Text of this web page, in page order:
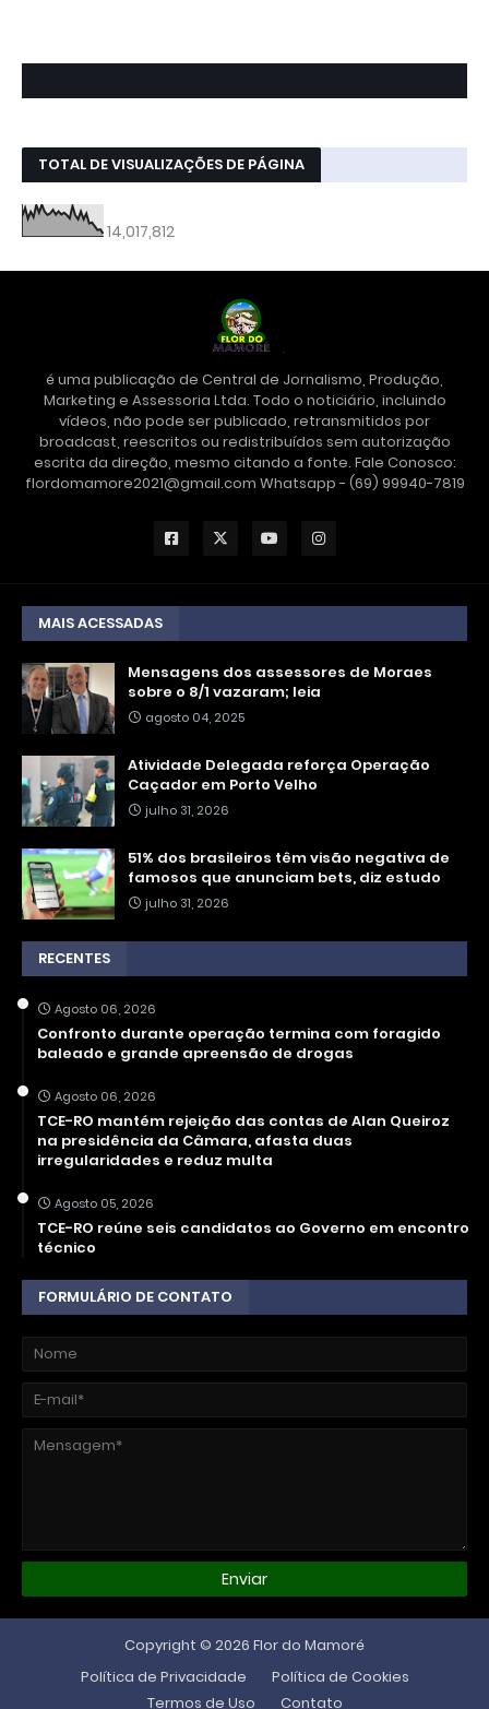
TOTAL DE VISUALIZAÇÕES DE PÁGINA
14,017,812
é uma publicação de Central de Jornalismo, Produção,
Marketing e Assessoria Ltda. Todo o noticiário, incluindo
vídeos, não pode ser publicado, retransmitidos por
broadcast, reescritos ou redistribuídos sem autorização
escrita da direção, mesmo citando a fonte. Fale Conosco:
flordomamore2021@gmail.com Whatsapp - (69) 99940-7819
MAIS ACESSADAS
Mensagens dos assessores de Moraes
sobre o 8/1 vazaram; leia
agosto 04, 2025
Atividade Delegada reforça Operação
Caçador em Porto Velho
julho 31, 2026
51% dos brasileiros têm visão negativa de
famosos que anunciam bets, diz estudo
julho 31, 2026
RECENTES
Agosto 06, 2026
Confronto durante operação termina com foragido
baleado e grande apreensão de drogas
Agosto 06, 2026
TCE-RO mantém rejeição das contas de Alan Queiroz
na presidência da Câmara, afasta duas
irregularidades e reduz multa
Agosto 05, 2026
TCE-RO reúne seis candidatos ao Governo em encontro
técnico
FORMULÁRIO DE CONTATO
Copyright © 2026 Flor do Mamoré
Política de Privacidade
Política de Cookies
Termos de Uso
Contato